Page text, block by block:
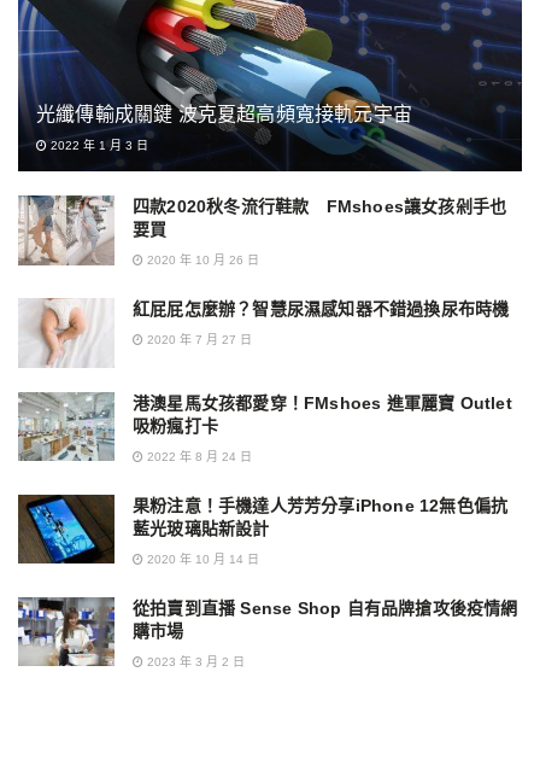
光纖傳輸成關鍵 波克夏超高頻寬接軌元宇宙
2022 年 1 月 3 日
四款2020秋冬流行鞋款 FMshoes讓女孩剁手也
要買
2020 年 10 月 26 日
紅屁屁怎麼辦？智慧尿濕感知器不錯過換尿布時機
2020 年 7 月 27 日
港澳星馬女孩都愛穿！FMshoes 進軍麗寶 Outlet
吸粉瘋打卡
2022 年 8 月 24 日
果粉注意！手機達人芳芳分享iPhone 12無色偏抗
藍光玻璃貼新設計
2020 年 10 月 14 日
從拍賣到直播 Sense Shop 自有品牌搶攻後疫情網
購市場
2023 年 3 月 2 日